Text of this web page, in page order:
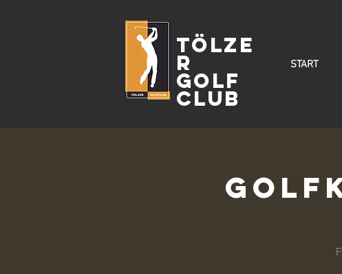
Tölze
r
Golf
Club
START